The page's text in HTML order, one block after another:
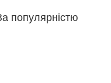
популярністю